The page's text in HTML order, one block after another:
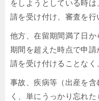
をしようとしている時
請を受け付け、審査を行
他方、在留期間満了日
期間を超えた時点で申
請を受け付けることなく
事故、疾病等（出産を
く、単にうっかり忘れ